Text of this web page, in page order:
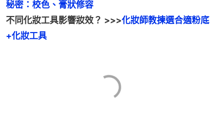
不同化妝工具影響妝效？ >>>化妝師教揀選合適粉底
+化妝工具